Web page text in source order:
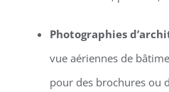
Photographies
vue aériennes de
pour des brochures ou